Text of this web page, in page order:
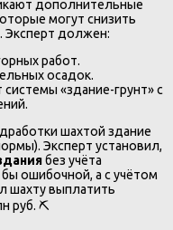
дополнительные
могут снизить
Эксперт должен:
работ.
осадок.
«здание-грунт» с
шахтой здание
Эксперт установил,
без учёта
ошибочной, а с учётом
шахту выплатить
руб. ⛏️